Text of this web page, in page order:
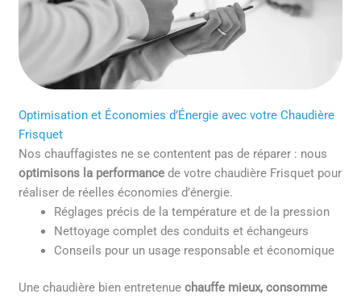
Optimisation et Économies d’Énergie avec votre Chaudière
Frisquet
Nos chauffagistes ne se contentent pas de réparer : nous
optimisons la performance de votre chaudière Frisquet pour
réaliser de réelles économies d’énergie.
Réglages précis de la température et de la pression
Nettoyage complet des conduits et échangeurs
Conseils pour un usage responsable et économique
Une chaudière bien entretenuechauffe mieux, consomme